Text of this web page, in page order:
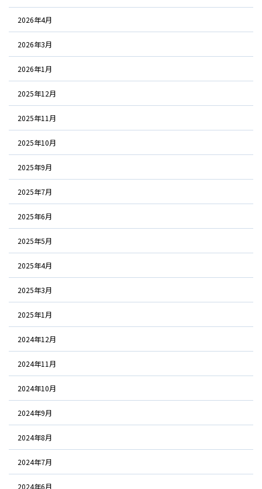
2026年4月
2026年3月
2026年1月
2025年12月
2025年11月
2025年10月
2025年9月
2025年7月
2025年6月
2025年5月
2025年4月
2025年3月
2025年1月
2024年12月
2024年11月
2024年10月
2024年9月
2024年8月
2024年7月
2024年6月